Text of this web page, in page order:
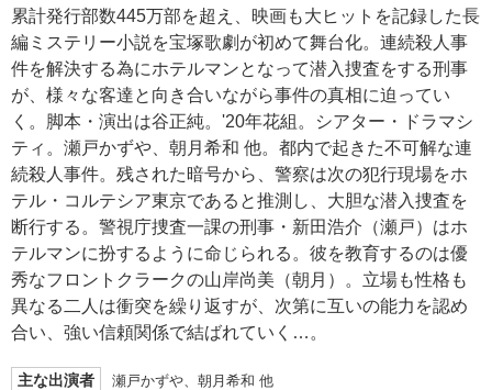
累計発行部数445万部を超え、映画も大ヒットを記録した長
編ミステリー小説を宝塚歌劇が初めて舞台化。連続殺人事
件を解決する為にホテルマンとなって潜入捜査をする刑事
が、様々な客達と向き合いながら事件の真相に迫ってい
く。脚本・演出は谷正純。'20年花組。シアター・ドラマシ
ティ。瀬戸かずや、朝月希和 他。都内で起きた不可解な連
続殺人事件。残された暗号から、警察は次の犯行現場をホ
テル・コルテシア東京であると推測し、大胆な潜入捜査を
断行する。警視庁捜査一課の刑事・新田浩介（瀬戸）はホ
テルマンに扮するように命じられる。彼を教育するのは優
秀なフロントクラークの山岸尚美（朝月）。立場も性格も
異なる二人は衝突を繰り返すが、次第に互いの能力を認め
合い、強い信頼関係で結ばれていく…。
主な出演者 瀬戸かずや、朝月希和 他